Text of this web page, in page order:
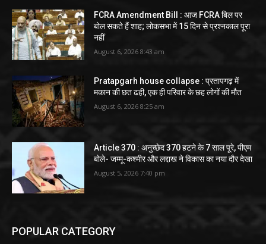
FCRA Amendment Bill : आज FCRA बिल पर
बोल सकते हैं शाह; लोकसभा में 15 दिन से प्रश्नकाल पूरा
नहीं
August 6, 2026 8:43 am
Pratapgarh house collapse : प्रतापगढ़ में
मकान की छत ढही, एक ही परिवार के छह लोगों की मौत
August 6, 2026 8:25 am
Article 370 : अनुच्छेद 370 हटने के 7 साल पूरे, पीएम
बोले- जम्मू-कश्मीर और लद्दाख ने विकास का नया दौर देखा
August 5, 2026 7:40 pm
POPULAR CATEGORY